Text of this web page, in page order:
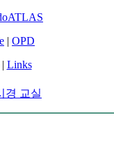
| OPD
Links
경 교실